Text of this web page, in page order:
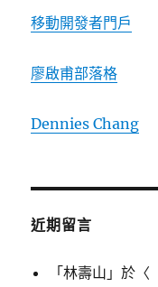
移動開發者門戶
廖啟甫部落格
Dennies Chang
近期留言
「林壽山 」於〈